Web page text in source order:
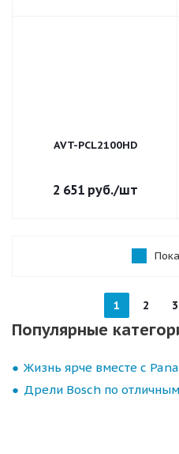
AVT-PCL2100HD
2 651руб./шт
1 2 3
Популярные
Жизнь ярче вместе с
Дрели Bosch по